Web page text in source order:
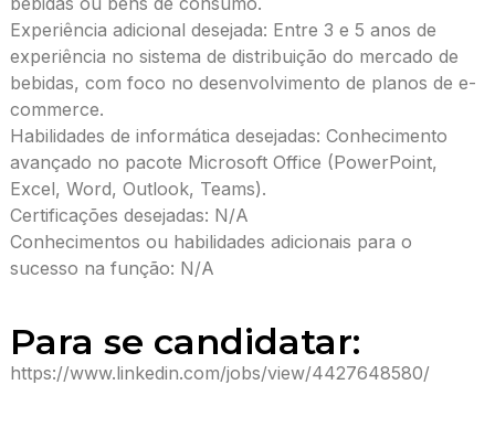
Experiência adicional desejada: Entre 3 e 5 anos de
experiência no sistema de distribuição do mercado de
bebidas, com foco no desenvolvimento de planos de e-
commerce.
Habilidades de informática desejadas: Conhecimento
avançado no pacote Microsoft Office (PowerPoint,
Excel, Word, Outlook, Teams).
Certificações desejadas: N/A
Conhecimentos ou habilidades adicionais para o
sucesso na função: N/A
Para se candidatar:
https://www.linkedin.com/jobs/view/4427648580/